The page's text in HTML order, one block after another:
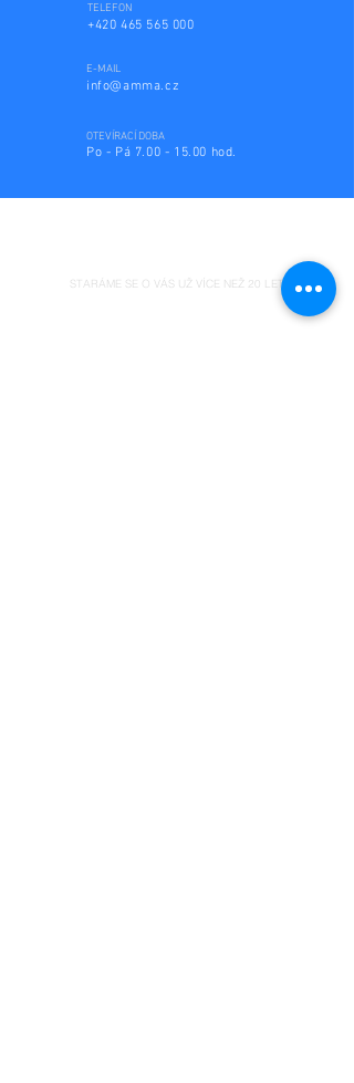
TELEFON
+420 465 565 000
E-MAIL
info@amma.cz
OTEVÍRACÍ DOBA
Po - Pá 7.00 - 15.00 hod.
STARÁME SE O VÁS UŽ VÍCE NEŽ 20 LET.